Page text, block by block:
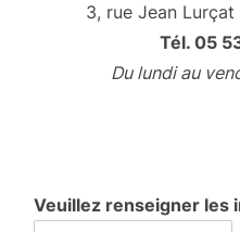
3, rue Jean Lurçat
Tél. 05
Du lundi au
Veuillez renseigner les